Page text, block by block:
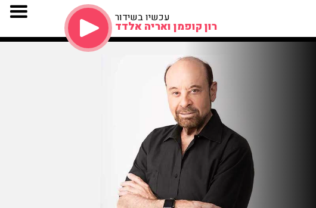
עכשיו בשידור
רון קופמן ואריה אלדד